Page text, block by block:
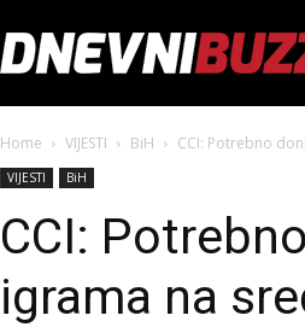
Home VIJESTI BiH CCI: Potrebno
VIJESTI BiH
CCI:
igrama na